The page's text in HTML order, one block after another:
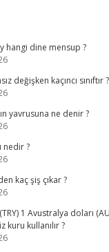
hangi dine mensup ?
değişken kaçıncı sınıftır ?
yavrusuna ne denir ?
nedir ?
kaç şiş çıkar ?
1 Avustralya doları
kuru kullanılır ?